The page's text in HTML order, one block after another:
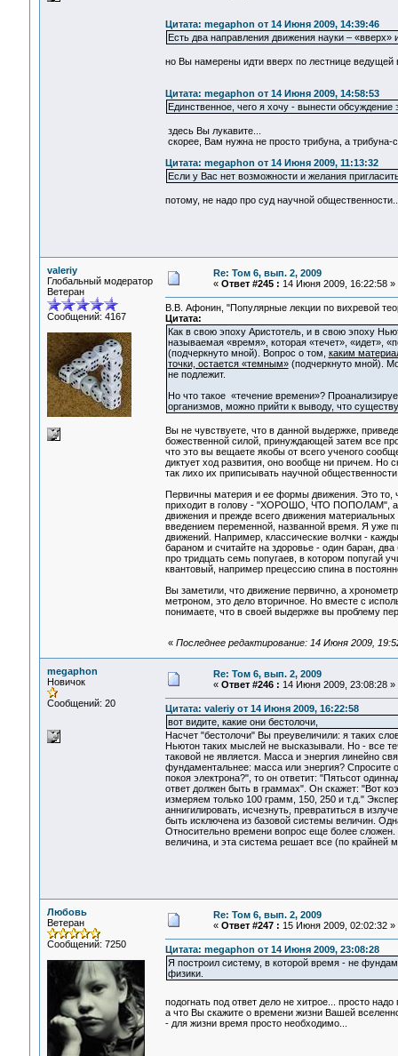
Цитата: megaphon от 14 Июня 2009, 14:39:46
Есть два направления движения науки – «вверх»
но Вы намерены идти вверх по лестнице ведущей
Цитата: megaphon от 14 Июня 2009, 14:58:53
Единственное, чего я хочу - вынести
здесь Вы лукавите...
скорее, Вам нужна не просто трибуна, а трибуна-
Цитата: megaphon от 14 Июня 2009, 11:13:32
Если у Вас нет возможности и желания
потому, не надо про суд научной
valeriy
Глобальный модератор
Ветеран
Сообщений: 4167
Re: Том 6, вып. 2, 2009
« Ответ #245 : 14 Июня 2009, 16:22:58 »
В.В. Афонин, "Популярные лекции по вихревой
Цитата:
Как в свою эпоху Аристотель, и в свою эпоху
называемая «время», которая «течет», «идет»,
(подчеркнуто мной). Вопрос о том, каким
точки, остается «темным»(подчеркнуто мной).
не подлежит.
Но что такое «течение времени»?
организмов, можно прийти к выводу, что
Вы не чувствуете, что в данной выдержке,
божественной силой, принуждающей затем все
что это вы вещаете якобы от всего ученого
диктует ход развития, оно вообще ни причем. Но
так лихо их приписывать научной
Первичны материя и ее формы движения. Это то,
приходит в голову - "ХОРОШО, ЧТО ПОПОЛАМ", а
движения и прежде всего движения
введением переменной, названной время. Я уже
движений. Например, классические волчки -
бараном и считайте на здоровье - один баран,
про тридцать семь попугаев, в котором попугай
квантовый, например прецессию спина в
Вы заметили, что движение первично, а
метроном, это дело вторичное. Но вместе с
понимаете, что в своей выдержке вы проблему
« Последнее редактирование: 14 Июня 2009,
megaphon
Новичок
Сообщений: 20
Re: Том 6, вып. 2, 2009
« Ответ #246 : 14 Июня 2009, 23:08:28 »
Цитата: valeriy от 14 Июня 2009, 16:22:58
вот видите, какие они бестолочи,
Насчет "бестолочи" Вы преувеличили: я таких
Ньютон таких мыслей не высказывали. Но - все
таковой не является. Масса и энергия линейно
фундаментальнее: масса или энергия? Спросите
покоя электрона?", то он ответит: "Пятьсот
ответ должен быть в граммах". Он скажет: "Вот
измеряем только 100 грамм, 150, 250 и т.д."
аннигилировать, исчезнуть, превратиться в
быть исключена из базовой системы величин.
Относительно времени вопрос еще более
величина, и эта система решает все (по крайней
Любовь
Ветеран
Сообщений: 7250
Re: Том 6, вып. 2, 2009
« Ответ #247 : 15 Июня 2009, 02:02:32 »
Цитата: megaphon от 14 Июня 2009, 23:08:28
Я построил систему, в которой время - не
физики.
подогнать под ответ дело не хитрое... просто
а что Вы скажите о времени жизни Вашей
- для жизни время просто необходимо...